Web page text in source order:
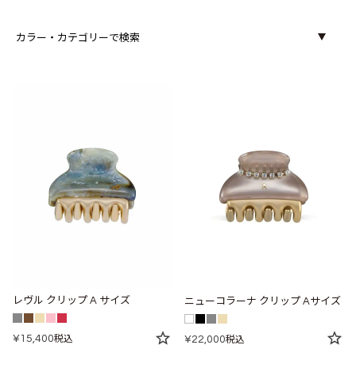
カラー・カテゴリーで検索
レヴル クリップ A サイズ
¥15,400税込
ニューコラーナ クリップ Aサイズ
¥22,000税込